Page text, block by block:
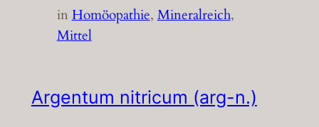
inHomöopathie, Mineralreich
Mittel
Argentum nitricum (arg-n.)